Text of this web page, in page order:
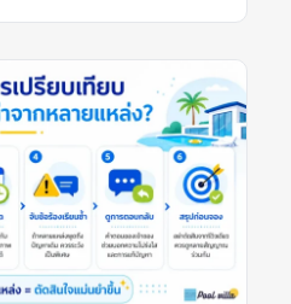
เงินมัดจำช้า หรือมีค่าใช้จ่ายไม่
างรอบคอบจึงไม่ใช่การหารีวิวที่ดี
โน้มจากหลายรีวิว หลายช่วงเวลา
ร้องเรียนซ้ำในรีวิวพูลวิลล่าหมาย
วพูลวิลล่า หมายถึงปัญหาเดียวกัน
วจากผู้เข้าพักหลายคน เช่น หลาย
ดถึงห้องน้ำมีกลิ่น หรือหลายแหล่ง
กิดปัญหา ข้อร้องเรียนซ้ำมีน้ำหนัก
วยบอกว่าปัญหานั้นอาจไม่ได้เกิดขึ้น
ยหรือยังไม่ได้รับการแก้ไขอย่าง
วรระวัง ได้แก่: รีวิวแย่หนึ่งรีวิวอาจ
ง แต่ข้อร้องเรียนซ้ำในรีวิวพูลวิลล่า